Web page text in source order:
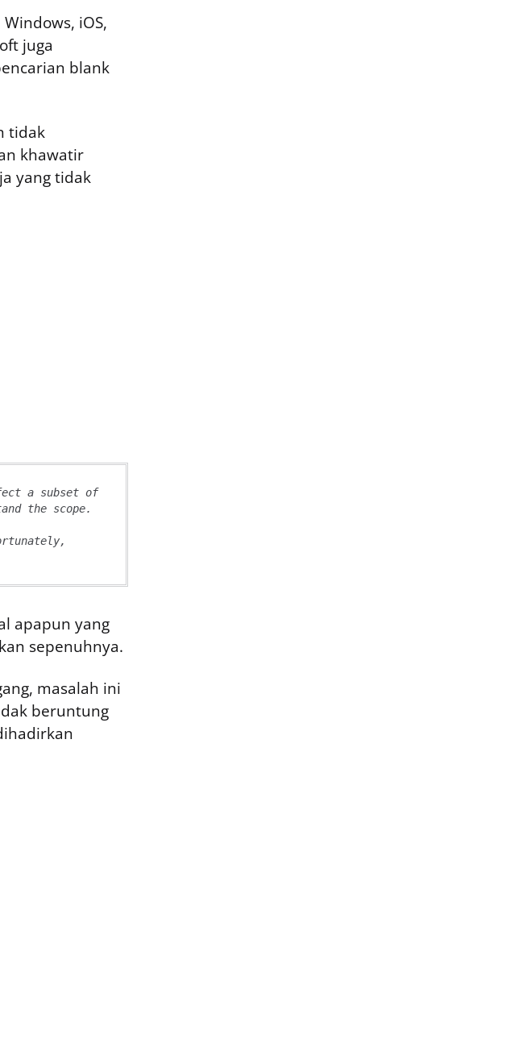
iOS,
juga
blank
tidak
khawatir
yang tidak
a subset of
the scope.
apapun yang
sepenuhnya.
masalah ini
beruntung